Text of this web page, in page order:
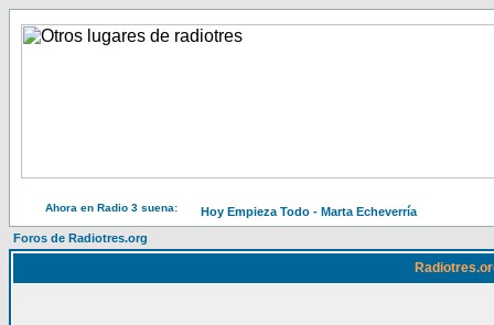
Ahora en Radio 3 suena:
Hoy Empieza Todo - Marta Echeverría
Foros de Radiotres.org